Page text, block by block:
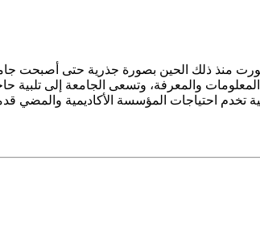
والمعرفة، وتسعى الجامعة إلى تلبية
تخدم احتياجات المؤسسة الأكاديمية والمضي